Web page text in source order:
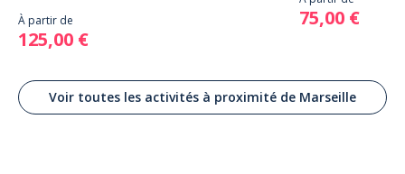
À partir de
125,00 €
75,00 €
Voir toutes les activités à proximité de Marseille